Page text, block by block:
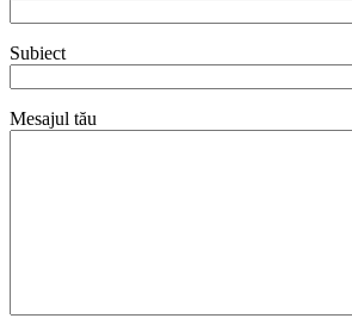
Subiect
Mesajul tău